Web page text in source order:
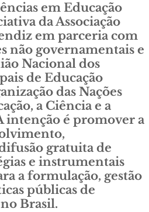
em Educação
da Associação
em parceria com
não governamentais e
Nacional dos
de Educação
das Nações
a Ciência e a
intenção é promover a
gratuita de
e instrumentais
a formulação, gestão
públicas de
Brasil.